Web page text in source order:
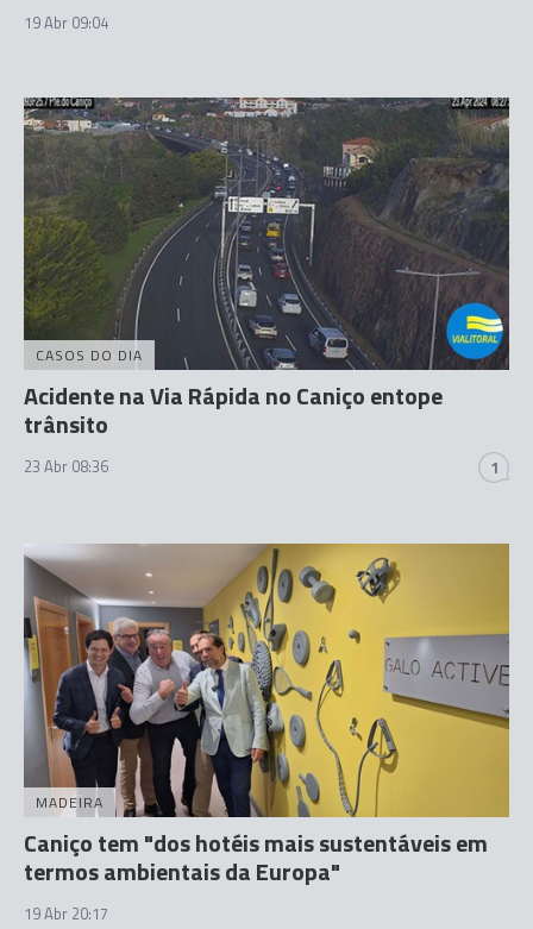
19 Abr 09:04
CASOS DO DIA
Acidente na Via Rápida no Caniço entope
trânsito
23 Abr 08:36 1
MADEIRA
Caniço tem "dos hotéis mais sustentáveis em
termos ambientais da Europa"
19 Abr 20:17